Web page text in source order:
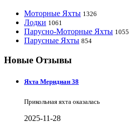
Моторные Яхты 1326
Лодки 1061
Парусно-Моторные Яхты 1055
Парусные Яхты 854
Новые Отзывы
Яхта Меридиан 38
Прикольная яхта оказалась
2025-11-28